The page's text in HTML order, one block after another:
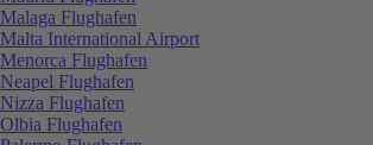
Malaga Flughafen
Malta International Airport
Menorca Flughafen
Neapel Flughafen
Nizza Flughafen
Olbia Flughafen